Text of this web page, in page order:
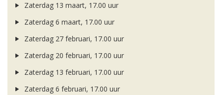
Zaterdag 13 maart, 17.00 uur
Zaterdag 6 maart, 17.00 uur
Zaterdag 27 februari, 17.00 uur
Zaterdag 20 februari, 17.00 uur
Zaterdag 13 februari, 17.00 uur
Zaterdag 6 februari, 17.00 uur